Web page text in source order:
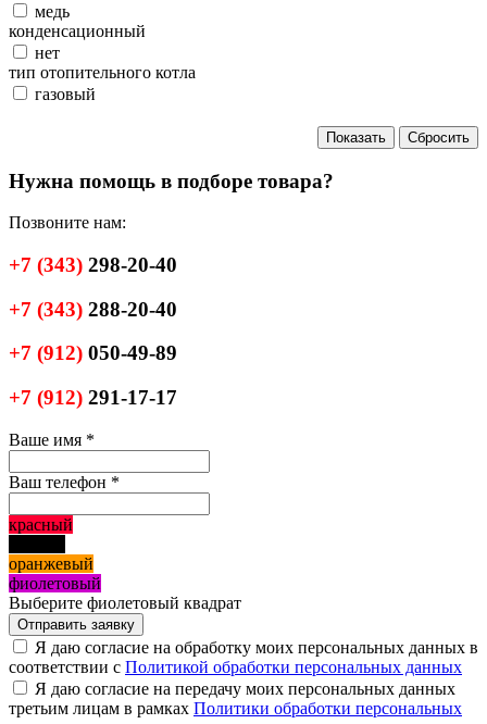
медь
конденсационный
нет
тип отопительного котла
газовый
Нужна помощь в подборе товара?
Позвоните нам:
+7 (343) 298-20-40
+7 (343) 288-20-40
+7 (912) 050-49-89
+7 (912) 291-17-17
Ваше имя *
Ваш телефон *
красный
оранжевый
фиолетовый
Выберите фиолетовый квадрат
Я даю согласие на обработку моих персональных данных в
соответствии с Политикой обработки персональных данных
Я даю согласие на передачу моих персональных данных
третьим лицам в рамках Политики обработки персональных